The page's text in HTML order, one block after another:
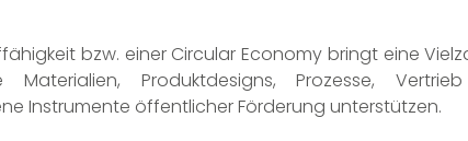
bzw. einer Circular Economy bringt eine
Produktdesigns, Prozesse,
Instrumente öffentlicher Förderung unterstützen.